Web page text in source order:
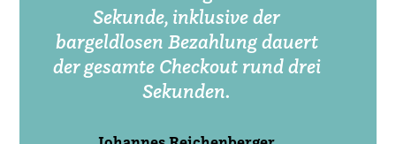
Sekunde, inklusive der
bargeldlosen Bezahlung dauert
der gesamte Checkout rund drei
Sekunden.